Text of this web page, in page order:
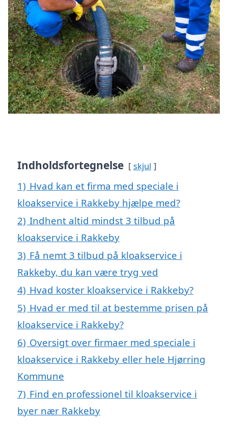
Indholdsfortegnelse skjul
1) Hvad kan et firma med speciale i
kloakservice i Rakkeby hjælpe med?
2) Indhent altid mindst 3 tilbud på
kloakservice i Rakkeby
3) Få nemt 3 tilbud på kloakservice i
Rakkeby, du kan være tryg ved
4) Hvad koster kloakservice i Rakkeby?
5) Hvad er med til at bestemme prisen på
kloakservice i Rakkeby?
6) Oversigt over firmaer med speciale i
kloakservice i Rakkeby eller hele Hjørring
Kommune
7) Find en professionel til kloakservice i
byer nær Rakkeby